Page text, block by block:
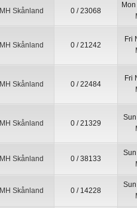
MH Skånland 0 / 23068
MH Skånland 0 / 21242
Fri
MH Skånland 0 / 22484
Fri
MH Skånland 0 / 21329
MH Skånland 0 / 38133
MH Skånland 0 / 14228